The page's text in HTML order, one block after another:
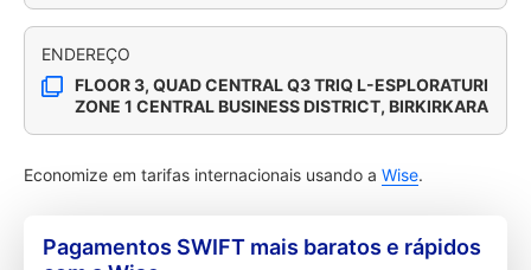
ENDEREÇO
FLOOR 3, QUAD CENTRAL Q3 TRIQ L-ESPLORATURI
ZONE 1 CENTRAL BUSINESS DISTRICT, BIRKIRKARA
Economize em tarifas internacionais usando a Wise.
Pagamentos SWIFT mais baratos e rápidos